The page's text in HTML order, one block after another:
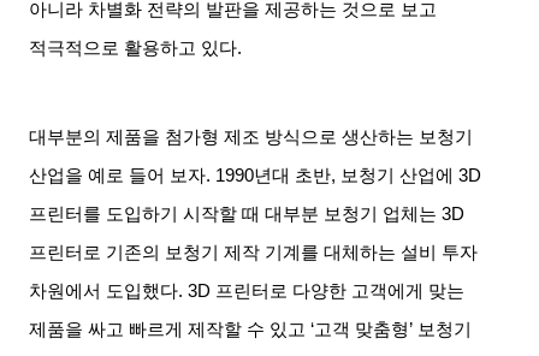
아니라 차별화 전략의 발판을 제공하는 것으로 보고
적극적으로 활용하고 있다.
대부분의 제품을 첨가형 제조 방식으로 생산하는 보청기
산업을 예로 들어 보자. 1990년대 초반, 보청기 산업에 3D
프린터를 도입하기 시작할 때 대부분 보청기 업체는 3D
프린터로 기존의 보청기 제작 기계를 대체하는 설비 투자
차원에서 도입했다. 3D 프린터로 다양한 고객에게 맞는
제품을 싸고 빠르게 제작할 수 있고 ‘고객 맞춤형’ 보청기